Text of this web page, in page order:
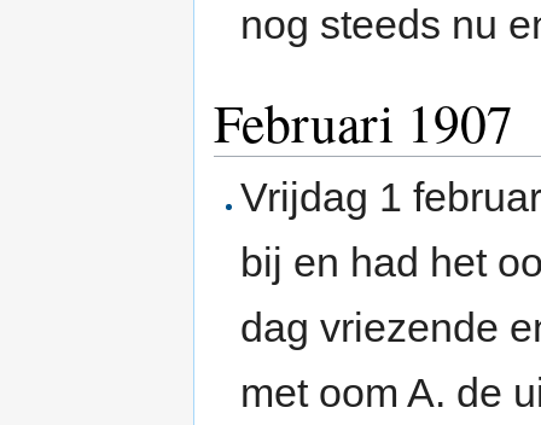
nog steeds nu
Februari 1907
Vrijdag 1
bij en had het
dag vriezende
met oom A. de